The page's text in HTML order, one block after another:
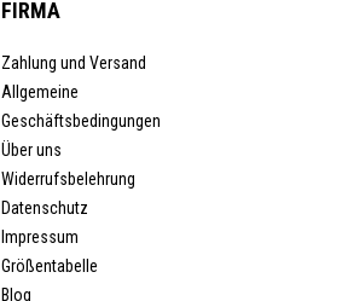
FIRMA
Zahlung und Versand
Allgemeine
Geschäftsbedingungen
Über uns
Widerrufsbelehrung
Datenschutz
Impressum
Größentabelle
Blog